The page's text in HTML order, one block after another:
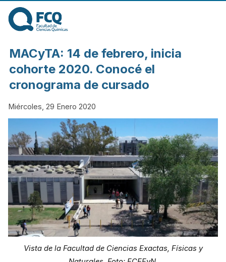
CIENCIAS
QUÍMICAS DE
LA
UNIVERSIDAD
NACIONAL DE
CÓRDOBA
MACyTA: 14 de febrero, inicia
cohorte 2020. Conocé el
cronograma de cursado
Miércoles, 29 Enero 2020
Vista de la Facultad de Ciencias Exactas, Físicas y